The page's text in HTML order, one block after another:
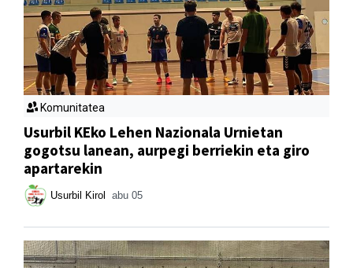
Komunitatea
Usurbil KEko Lehen Nazionala Urnietan
gogotsu lanean, aurpegi berriekin eta giro
apartarekin
Usurbil Kirol abu 05